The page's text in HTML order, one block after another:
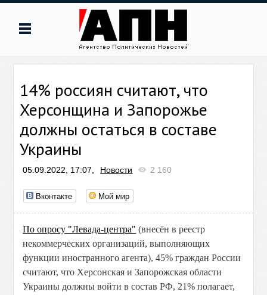
14% россиян считают, что
Херсонщина и Запорожье
должны остаться в составе
Украины
05.09.2022, 17:07, Новости 2 160
Вконтакте Мой мир
По опросу "Левада-центра" (внесён в реестр
некоммерческих организаций, выполняющих
функции иностранного агента), 45% граждан России
считают, что Херсонская и Запорожская области
Украины должны войти в состав РФ, 21% полагает,